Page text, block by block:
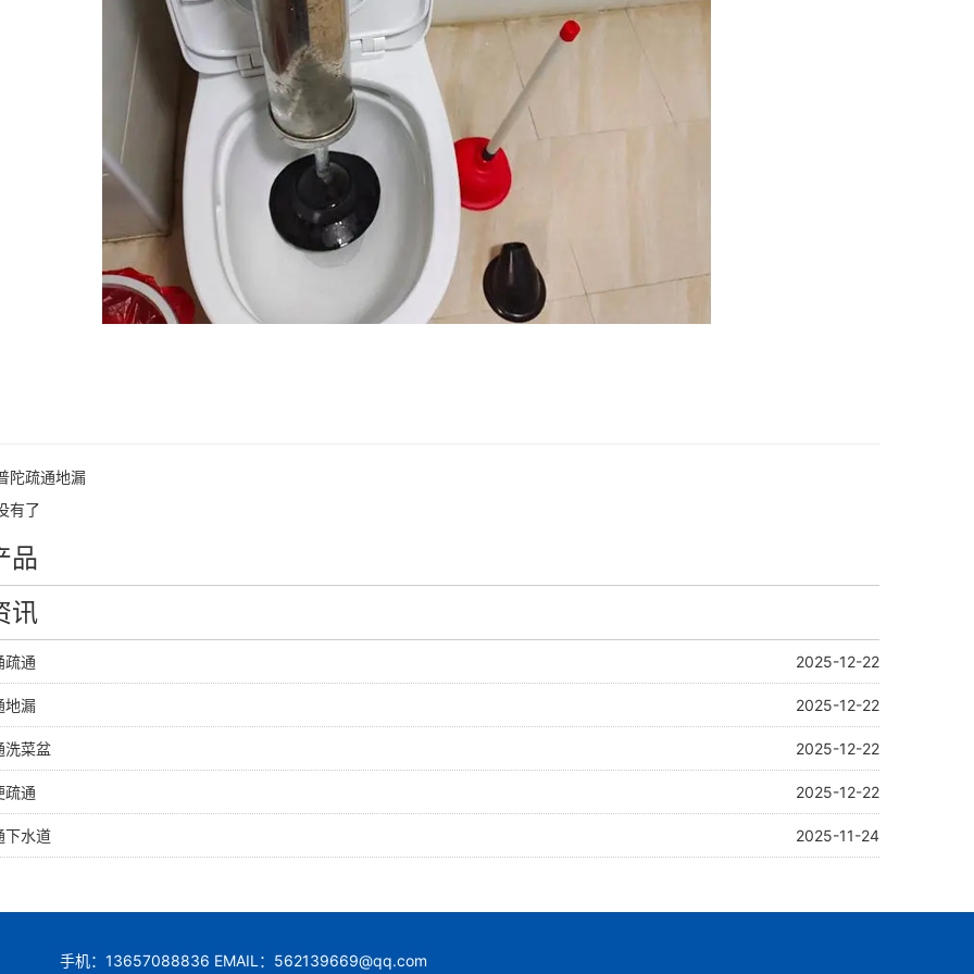
陀疏通地漏
有了
品
讯
疏通 2025-12-22
地漏 2025-12-22
洗菜盆 2025-12-22
疏通 2025-12-22
下水道 2025-11-24
手机：13657088836 EMAIL：562139669@qq.com